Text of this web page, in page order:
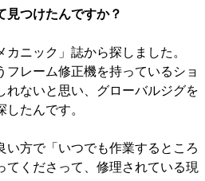
つけたんですか？
ニック」誌から探しました。
フレーム修正機を持っているショ
れないと思い、グローバルジグを
たんです。
い方で「いつでも作業するところ
てくださって、修理されている現